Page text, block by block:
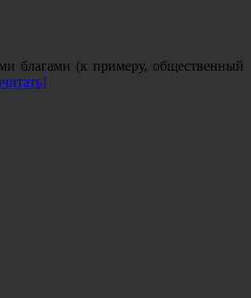
благами (к примеру, общественный